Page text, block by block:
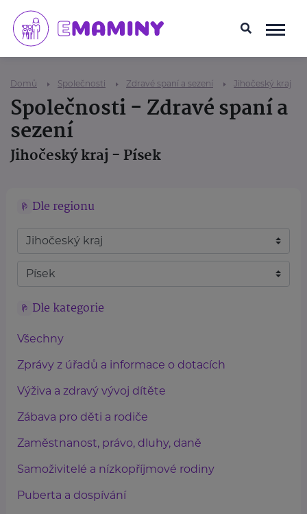
Domů Společnosti Zdravé spaní a sezení Jihočeský kraj
Společnosti - Zdravé spaní a
sezení
Jihočeský kraj - Písek
Dle regionu
Dle kategorie
Všechny
Zprávy z úřadů a informace o dotacích
Výživa a zdravý vývoj dítěte
Zábava pro děti a rodiče
Zaměstnanost, právo, dluhy, daně
Samoživitelé a nízkopříjmové rodiny
Puberta a dospívání